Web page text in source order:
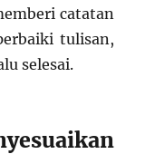
catatan
tulisan,
selesai.